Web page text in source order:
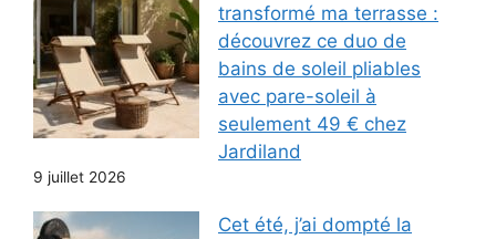
transformé ma terrasse :
découvrez ce duo de
bains de soleil pliables
avec pare-soleil à
seulement 49 € chez
Jardiland
9 juillet 2026
Cet été, j’ai dompté la